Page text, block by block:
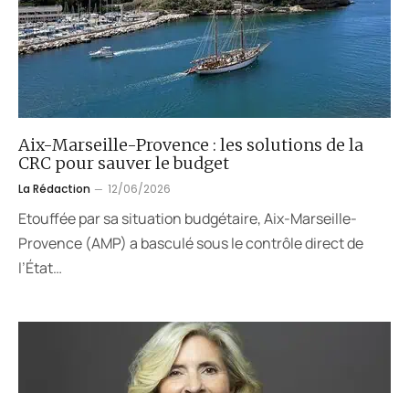
Aix-Marseille-Provence : les solutions de la
CRC pour sauver le budget
La Rédaction 12/06/2026
Etouffée par sa situation budgétaire, Aix-Marseille-
Provence (AMP) a basculé sous le contrôle direct de
l’État…